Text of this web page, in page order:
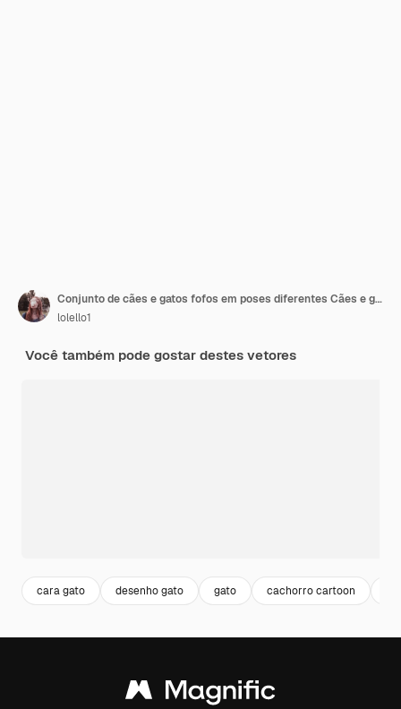
Conjunto de cães e gatos fofos em poses diferentes Cães e gatos engraçados isolados em fundo branco
lolello1
Você também pode gostar destes vetores
cara gato desenho gato gato cachorro cartoon